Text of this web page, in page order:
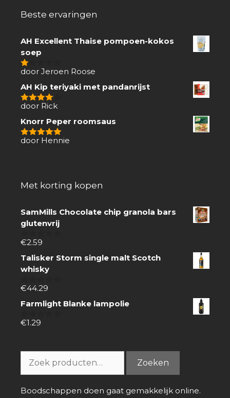
Beste ervaringen
AH Excellent Thaise pompoen-kokos
soep
1
5
door Jeroen Roose
AH Kip teriyaki met pandanrijst
4van 5
door Rick
Knorr Peper roomsaus
5van 5
door Hennie
Met korting kopen
SamMills Chocolate chip granola bars
glutenvrij
0
5
€2.59
Talisker Storm single malt Scotch
whisky
0
5
€44.29
Farmlight Blanke lampolie
0
€1.29
naar:
Zoeken
Boodschappen doen gaat gemakkelijk online.